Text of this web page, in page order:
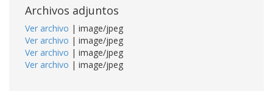
Archivos adjuntos
Ver archivo | image/jpeg
Ver archivo | image/jpeg
Ver archivo | image/jpeg
Ver archivo | image/jpeg